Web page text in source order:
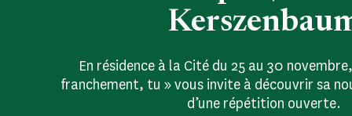
En résidence à la Cité du 25 au 30
franchement, tu » vous invite à découvrir sa
d’une répétition ouverte.